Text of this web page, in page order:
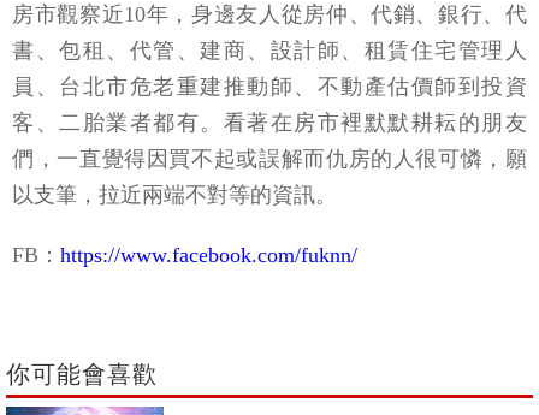
房市觀察近10年，身邊友人從房仲、代銷、銀行、代
書、包租、代管、建商、設計師、租賃住宅管理人
員、台北市危老重建推動師、不動產估價師到投資
客、二胎業者都有。看著在房市裡默默耕耘的朋友
們，一直覺得因買不起或誤解而仇房的人很可憐，願
以支筆，拉近兩端不對等的資訊。
FB： https://www.facebook.com/fuknn/
你可能會喜歡